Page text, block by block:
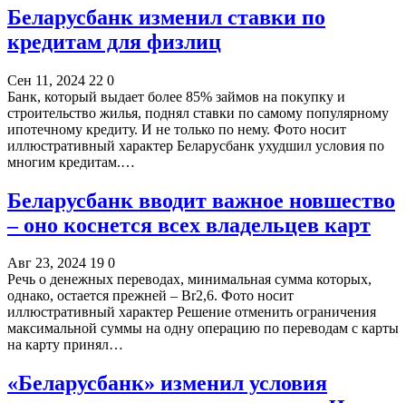
Беларусбанк изменил ставки по
кредитам для физлиц
Сен 11, 2024 22 0
Банк, который выдает более 85% займов на покупку и
строительство жилья, поднял ставки по самому популярному
ипотечному кредиту. И не только по нему. Фото носит
иллюстративный характер Беларусбанк ухудшил условия по
многим кредитам.…
Беларусбанк вводит важное новшество
– оно коснется всех владельцев карт
Авг 23, 2024 19 0
Речь о денежных переводах, минимальная сумма которых,
однако, остается прежней – Br2,6. Фото носит
иллюстративный характер Решение отменить ограничения
максимальной суммы на одну операцию по переводам с карты
на карту принял…
«Беларусбанк» изменил условия